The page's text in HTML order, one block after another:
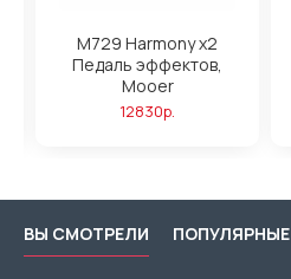
M729 Harmony x2
Педаль эффектов,
Mooer
12830р.
ВЫ СМОТРЕЛИ ПОПУЛЯРНЫЕ